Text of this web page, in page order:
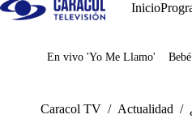
Inicio
Juegos
En vivo 'Yo Me Llamo'
Caracol TV / Actualidad /